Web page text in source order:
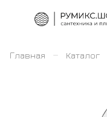
Главная – Каталог